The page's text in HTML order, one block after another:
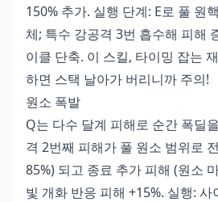
150% 추가. 실행 단계: E로 풀 원
체; 특수 강공격 3번 흡수해 피해
이클 단축. 이 스킬, 타이밍 잡는
하면 스택 날아가 버리니까 주의!
원소 폭발
Q는 다수 달계 피해로 순간 폭딜
격 2번째 피해가 풀 원소 범위로
85%) 되고 종료 추가 피해 (원소
빛 개화 반응 피해 +15%. 실행: